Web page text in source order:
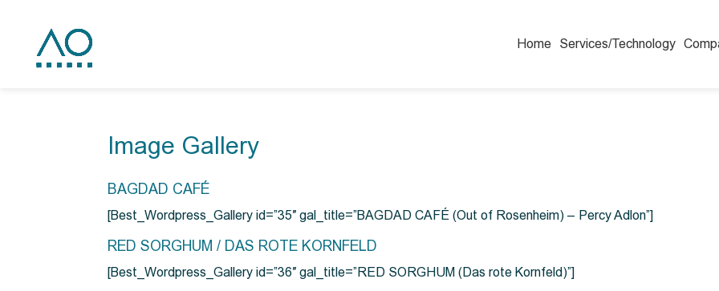
Home Services/Technology
Image Gallery
BAGDAD CAFÉ
[Best_Wordpress_Gallery id=”35″ gal_title=”BAGDAD CAFÉ (Out of Rosenheim) – Percy Adlon”]
RED SORGHUM / DAS ROTE KORNFELD
[Best_Wordpress_Gallery id=”36″ gal_title=”RED SORGHUM (Das rote Kornfeld)”]